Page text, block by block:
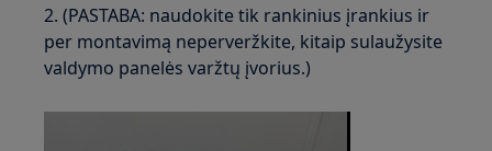
2. (PASTABA: naudokite tik rankinius įrankius ir
per montavimą neperveržkite, kitaip sulaužysite
valdymo panelės varžtų įvorius.)